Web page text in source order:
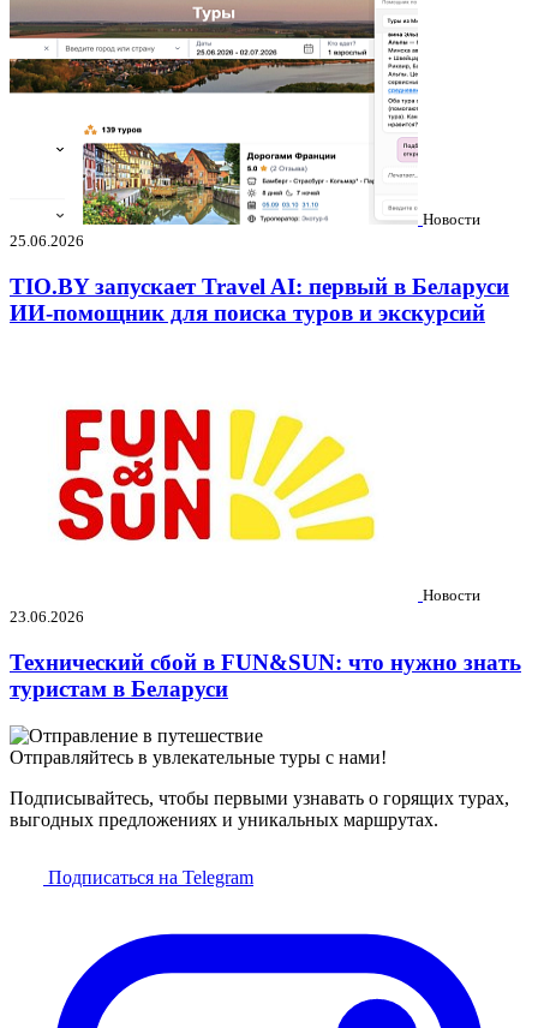
Новости
25.06.2026
TIO.BY запускает Travel AI: первый в Беларуси
ИИ-помощник для поиска туров и экскурсий
Новости
23.06.2026
Технический сбой в FUN&SUN: что нужно знать
туристам в Беларуси
Отправляйтесь в увлекательные туры с нами!
Подписывайтесь, чтобы первыми узнавать о горящих турах,
выгодных предложениях и уникальных маршрутах.
Подписаться на Telegram